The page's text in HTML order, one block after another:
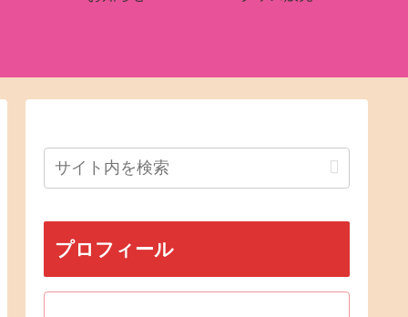
プロフィール